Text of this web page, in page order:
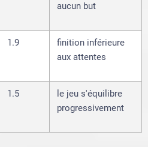
aucun but
1.9
finition inférieure
aux attentes
1.5
le jeu s'équilibre
progressivement